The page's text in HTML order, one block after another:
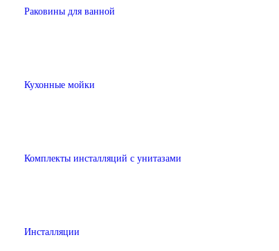
Раковины для ванной
Кухонные мойки
Комплекты инсталляций с унитазами
Инсталляции